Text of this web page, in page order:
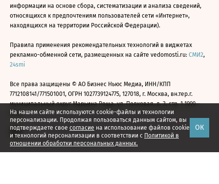
На нашем сайте используются cookie-файлы и технологии
персонализации. Продолжая пользоваться данным сайтом, вы
подтверждаете свое согласие на использование файлов cookie
и технологий персонализации в соответствии с Политикой в
отношении обработки персональных данных.
ОК
информации на основе сбора, систематизации и анализа сведений,
относящихся к предпочтениям пользователей сети «Интернет»,
находящихся на территории Российской Федерации).
Правила применения рекомендательных технологий в виджетах
рекламно-обменной сети, размещенных на сайте vedomosti.ru: СМИ2,
24smi
Все права защищены © АО Бизнес Ньюс Медиа, ИНН/КПП
7712108141/771501001, ОГРН 1027739124775, 127018, г. Москва, вн.тер.г.
муниципальный округ Марьина Роща, ул. Полковая, д. 3, стр. 1 1999—
2026